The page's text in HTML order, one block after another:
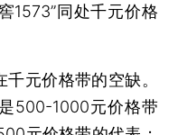
1573”同处千元价格
元价格带的空缺。
500-1000元价格带